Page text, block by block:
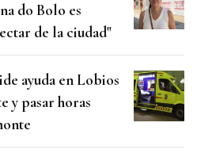
do Bolo es
de la ciudad"
ayuda en Lobios
y pasar horas